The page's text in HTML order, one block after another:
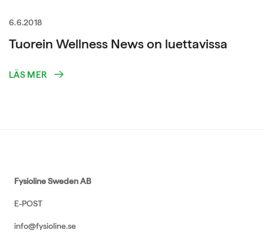
6.6.2018
Tuorein Wellness News on luettavissa
LÄS MER
Fysioline Sweden AB
E-POST
info@fysioline.se